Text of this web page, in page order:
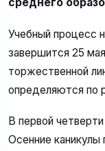
среднего
Учебный процесс
завершится 25
торжественной
определяются по
В первой
Осенние